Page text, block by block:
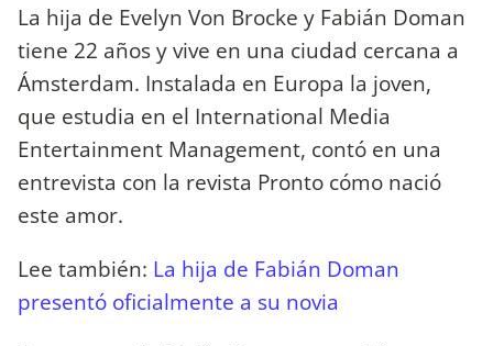
La hija de Evelyn Von Brocke y Fabián Doman
tiene 22 años y vive en una ciudad cercana a
Ámsterdam. Instalada en Europa la joven,
que estudia en el International Media
Entertainment Management, contó en una
entrevista con la revista Pronto cómo nació
este amor.
Lee también: La hija de Fabián Doman
presentó oficialmente a su novia